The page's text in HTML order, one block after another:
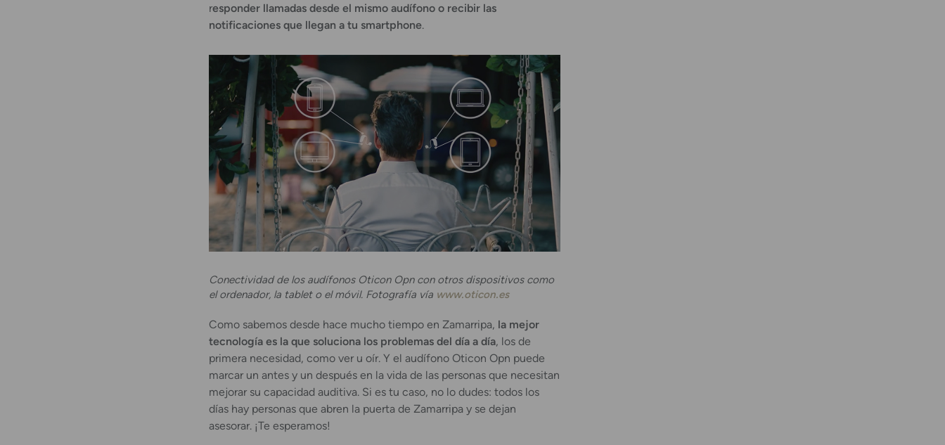
responder llamadas desde el mismo audífono o recibir las
notificaciones que llegan a tu smartphone.
Conectividad de los audífonos Oticon Opn con otros dispositivos como
el ordenador, la tablet o el móvil. Fotografía vía www.oticon.es
Como sabemos desde hace mucho tiempo en Zamarripa, la mejor
tecnología es la que soluciona los problemas del día a día, los de
primera necesidad, como ver u oír. Y el audífono Oticon Opn puede
marcar un antes y un después en la vida de las personas que necesitan
mejorar su capacidad auditiva. Si es tu caso, no lo dudes: todos los
días hay personas que abren la puerta de Zamarripa y se dejan
asesorar. ¡Te esperamos!